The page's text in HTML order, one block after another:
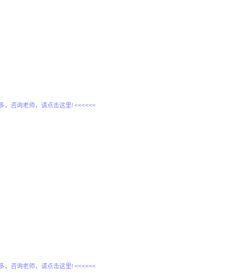
，咨询老师，请点击这里! <<<<<<
，咨询老师，请点击这里! <<<<<<